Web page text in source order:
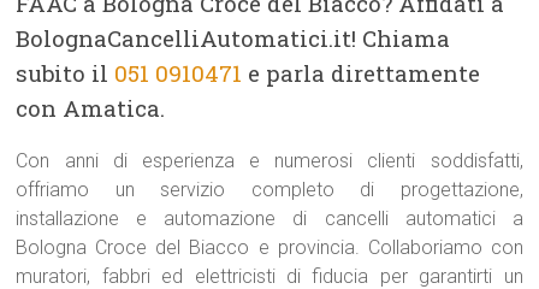
BolognaCancelliAutomatici.it! Chiama
subito il 051 0910471 e parla direttamente
con Amatica.
Con anni di esperienza e numerosi clienti soddisfatti,
offriamo un servizio completo di progettazione,
installazione e automazione di cancelli automatici a
Bologna Croce del Biacco e provincia. Collaboriamo con
muratori, fabbri ed elettricisti di fiducia per garantirti un